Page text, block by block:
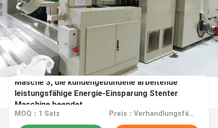
Masche 3, die kundengebundene arbeitende
leistungsfähige Energie-Einsparung Stenter
Maschine beendet
MOQ：1 Satz Preis：Verhandlungsfähig